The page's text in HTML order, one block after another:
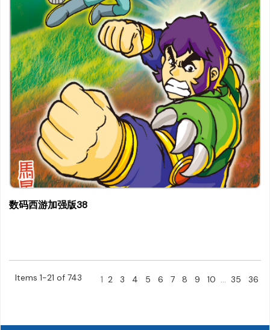
数码西游加强版38
Items 1-21 of 743 1 2 3 4 5 6 7 8 9 10 ... 35 36